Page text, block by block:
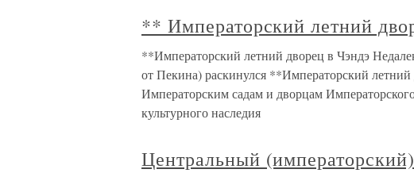
** Императорский летний
**Императорский летний дворец в Чэндэ
от Пекина) раскинулся **Императорский
Императорским садам и дворцам
культурного наследия
Центральный